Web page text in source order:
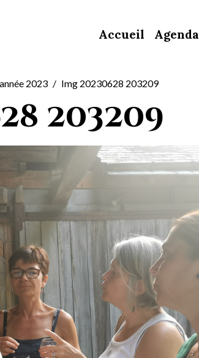
Accueil Agenda
année 2023 Img 20230628 203209
203209